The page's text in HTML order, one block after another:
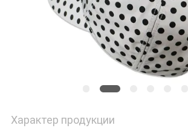
Характер продукции